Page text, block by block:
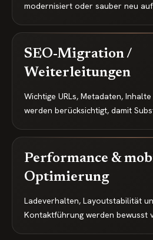
modernisiert oder sauber neu
SEO-Migration /
Weiterleitungen
Wichtige URLs, Metadaten,
werden berücksichtigt, damit
Performance &
Optimierung
Ladeverhalten, Layoutstabilität
Kontaktführung werden bewusst